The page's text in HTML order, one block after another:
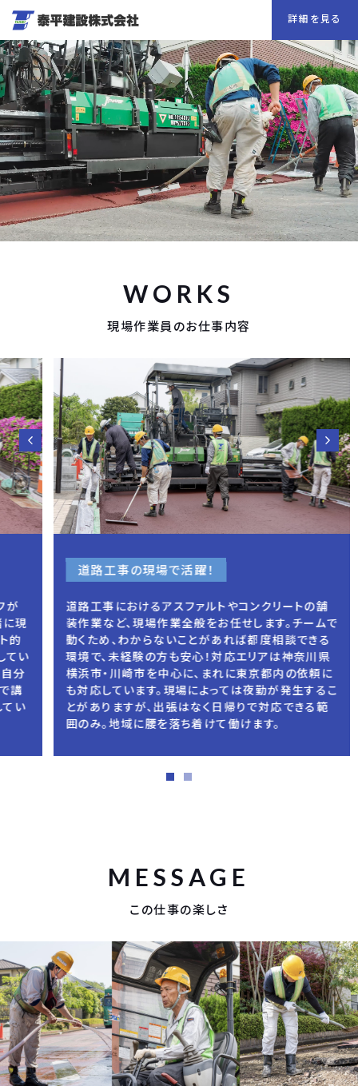
詳細を見る
WORKS
現場作業員のお仕事内容
道路工事の現場で活躍！
道路工事におけるアスファルトやコンクリートの舗
装作業など、現場作業全般をお任せします。チームで
動くため、わからないことがあれば都度相談できる
環境で、未経験の方も安心！対応エリアは神奈川県
横浜市・川崎市を中心に、まれに東京都内の依頼に
も対応しています。現場によっては夜勤が発生するこ
とがありますが、出張はなく日帰りで対応できる範
囲のみ。地域に腰を落ち着けて働けます。
MESSAGE
この仕事の楽しさ